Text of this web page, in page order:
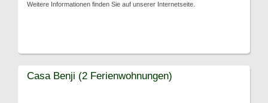
Weitere Informationen finden Sie auf unserer Internetseite.
Casa Benji (2 Ferienwohnungen)